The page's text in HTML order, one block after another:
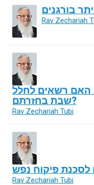
בורגנים
Rav Zechariah
האם רשאים לחלל
שבת בחזרתם?
Rav Zechariah Tubi
פיקוח נפש
Rav Zechariah Tubi